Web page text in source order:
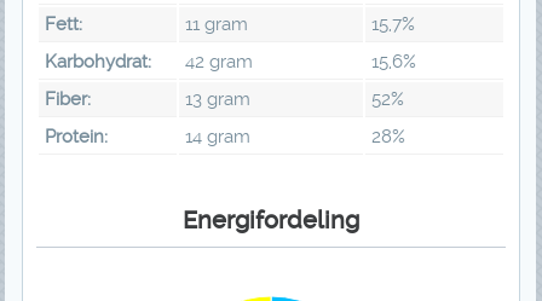
Fett:
11 gram
15,7%
Karbohydrat:
42 gram
15,6%
Fiber:
13 gram
52%
Protein:
14 gram 28%
Energifordeling